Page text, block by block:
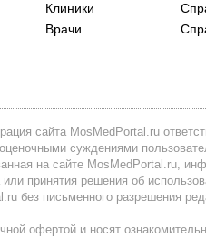
Клиники
Врачи
сайта MosMedPortal.ru
суждениями
на сайте MosMedPortal.ru,
принятия решения об
без письменного разрешения
офертой и носят